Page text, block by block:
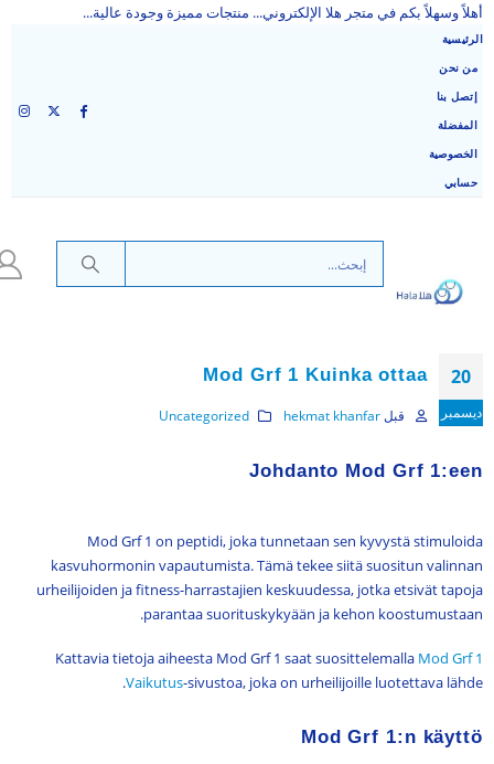
أهلاً وسهلاً بكم في متجر هلا الإلكتروني... منتجات مميزة وجودة عالية...
الرئيسية
من نحن
إتصل بنا
المفضلة
الخصوصية
حسابي
20
ديسمبر
Mod Grf 1 Kuinka ottaa
قبل hekmat khanfar
Uncategorized
Johdanto Mod Grf 1:een
Mod Grf 1 on peptidi, joka tunnetaan sen kyvystä stimuloida
kasvuhormonin vapautumista. Tämä tekee siitä suositun valinnan
urheilijoiden ja fitness-harrastajien keskuudessa, jotka etsivät tapoja
parantaa suorituskykyään ja kehon koostumustaan.
Kattavia tietoja aiheesta Mod Grf 1 saat suosittelemalla Mod Grf 1
Vaikutus-sivustoa, joka on urheilijoille luotettava lähde.
Mod Grf 1:n käyttö